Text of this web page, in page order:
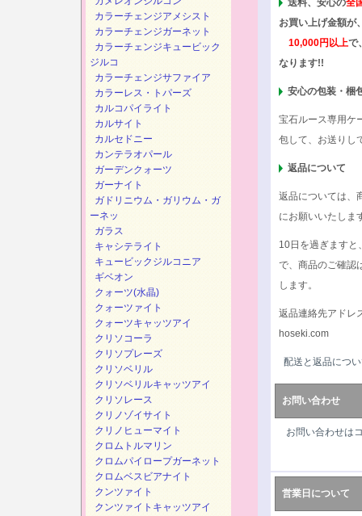
送料、安心の全
お買い上げ金額が
10,000円以上で
なります!!
安心の包装・梱
宝石ルース専用ケ
包して、お送りし
返品について
返品については、
にお願いいたしま
10日を過ぎますと
で、商品のご確認
します。
返品連絡先アドレ
hoseki.com
配送と返品につ
お問い合わせ
お問い合わせは
営業日について
カラーチェンジアメシスト
カラーチェンジガーネット
カラーチェンジキュービック
ジルコ
カラーチェンジサファイア
カラーレス・トパーズ
カルコパイライト
カルサイト
カルセドニー
カンテラオパール
ガーデンクォーツ
ガーナイト
ガドリニウム・ガリウム・ガ
ーネッ
ガラス
キャシテライト
キュービックジルコニア
ギベオン
クォーツ(水晶)
クォーツァイト
クォーツキャッツアイ
クリソコーラ
クリソプレーズ
クリソベリル
クリソベリルキャッツアイ
クリソレース
クリノゾイサイト
クリノヒューマイト
クロムトルマリン
クロムパイロープガーネット
クロムベスビアナイト
クンツァイト
クンツァイトキャッツアイ